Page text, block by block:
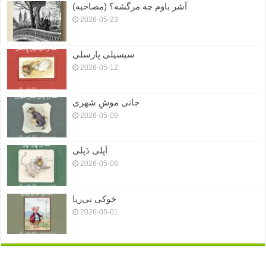
آشر باوم چه مرگشه؟ (مصاحبه)
2026-05-23
سیسیلی پارسلی
2026-05-12
جانی موشِ شهری
2026-05-09
اَپلی دَپلی
2026-05-06
خوکی بی‌ریا
2026-05-01